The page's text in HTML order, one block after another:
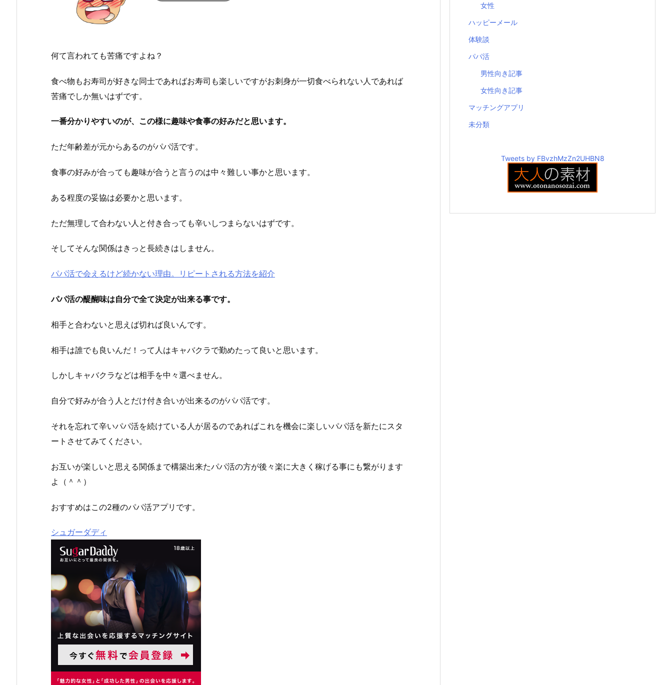
何て言われても苦痛ですよね？
食べ物もお寿司が好きな同士であればお寿司も楽しいですがお刺身が一切食べられない人であれば
苦痛でしか無いはずです。
一番分かりやすいのが、この様に趣味や食事の好みだと思います。
ただ年齢差が元からあるのがパパ活です。
食事の好みが合っても趣味が合うと言うのは中々難しい事かと思います。
ある程度の妥協は必要かと思います。
ただ無理して合わない人と付き合っても辛いしつまらないはずです。
そしてそんな関係はきっと長続きはしません。
パパ活で会えるけど続かない理由。リピートされる方法を紹介
パパ活の醍醐味は自分で全て決定が出来る事です。
相手と合わないと思えば切れば良いんです。
相手は誰でも良いんだ！って人はキャバクラで勤めたって良いと思います。
しかしキャバクラなどは相手を中々選べません。
自分で好みが合う人とだけ付き合いが出来るのがパパ活です。
それを忘れて辛いパパ活を続けている人が居るのであればこれを機会に楽しいパパ活を新たにスタ
ートさせてみてください。
お互いが楽しいと思える関係まで構築出来たパパ活の方が後々楽に大きく稼げる事にも繋がります
よ（＾＾）
おすすめはこの2種のパパ活アプリです。
シュガーダディ
女性
ハッピーメール
体験談
パパ活
男性向き記事
女性向き記事
マッチングアプリ
未分類
Tweets by FBvzhMzZn2UHBN8